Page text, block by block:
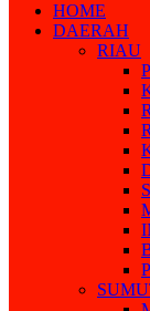
HOME
DAERAH
RIAU